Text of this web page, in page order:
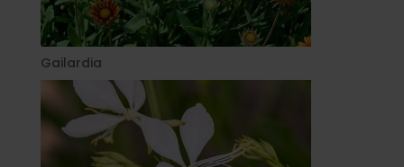
Gailardia